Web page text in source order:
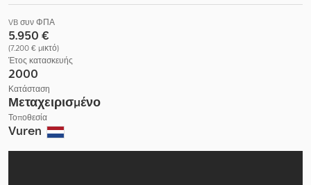
VB συν ΦΠΑ
5.950 €
(7.200 € μικτό)
Έτος κατασκευής
2000
Κατάσταση
Μεταχειρισμένο
Τοποθεσία
Vuren